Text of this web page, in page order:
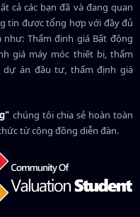
cả các bạn đã và đang quan
tin được tổng hợp với đầy đủ
Thẩm định giá Bất động
giá máy móc thiết bị, thẩm
dự án đầu tư, thẩm định giá
chúng tôi chia sẻ hoàn toàn
từ cộng đồng diễn đàn.